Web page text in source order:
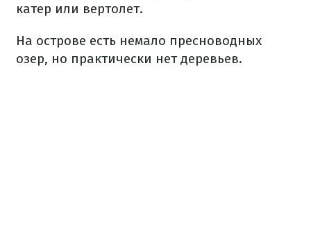
катер или вертолет.
На острове есть немало пресноводных
озер, но практически нет деревьев.